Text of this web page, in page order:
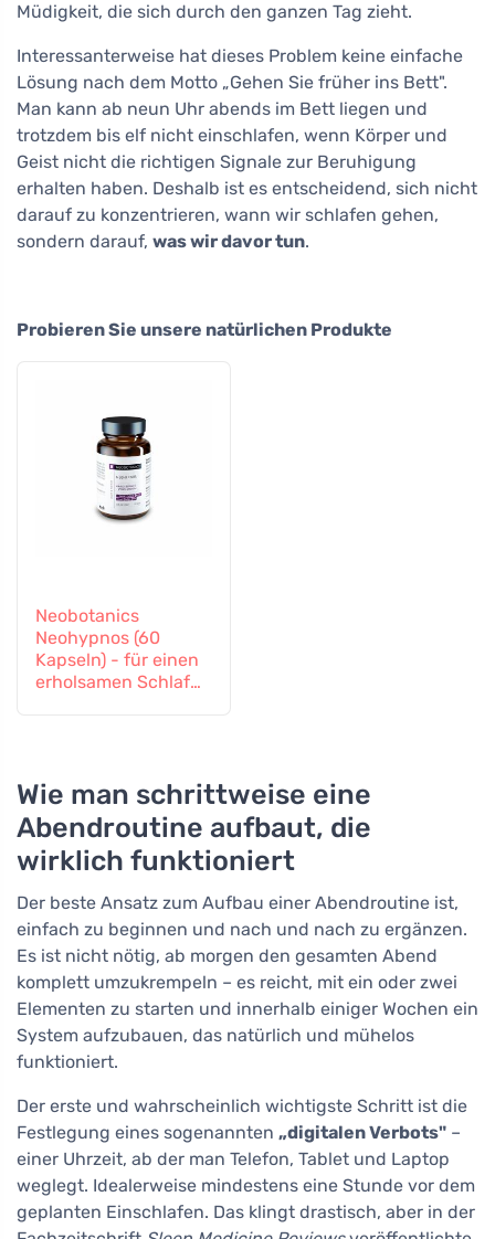
Müdigkeit, die sich durch den ganzen Tag zieht.
Interessanterweise hat dieses Problem keine einfache
Lösung nach dem Motto „Gehen Sie früher ins Bett".
Man kann ab neun Uhr abends im Bett liegen und
trotzdem bis elf nicht einschlafen, wenn Körper und
Geist nicht die richtigen Signale zur Beruhigung
erhalten haben. Deshalb ist es entscheidend, sich nicht
darauf zu konzentrieren, wann wir schlafen gehen,
sondern darauf, was wir davor tun.
Probieren Sie unsere natürlichen Produkte
Neobotanics
Neohypnos (60
Kapseln) - für einen
erholsamen Schlaf
Wie man schrittweise eine
Abendroutine aufbaut, die
wirklich funktioniert
Der beste Ansatz zum Aufbau einer Abendroutine ist,
einfach zu beginnen und nach und nach zu ergänzen.
Es ist nicht nötig, ab morgen den gesamten Abend
komplett umzukrempeln – es reicht, mit ein oder zwei
Elementen zu starten und innerhalb einiger Wochen ein
System aufzubauen, das natürlich und mühelos
funktioniert.
Der erste und wahrscheinlich wichtigste Schritt ist die
Festlegung eines sogenannten „digitalen Verbots" –
einer Uhrzeit, ab der man Telefon, Tablet und Laptop
weglegt. Idealerweise mindestens eine Stunde vor dem
geplanten Einschlafen. Das klingt drastisch, aber in der